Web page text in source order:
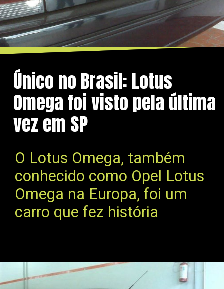
Único no Brasil: Lotus
Omega foi visto pela última
vez em SP
O Lotus Omega, também
conhecido como Opel Lotus
Omega na Europa, foi um
carro que fez história